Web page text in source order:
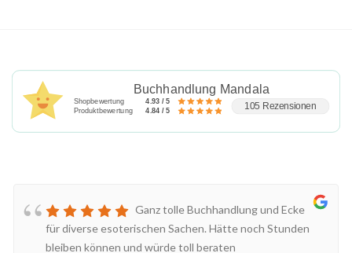
Buchhandlung Mandala
Shopbewertung
4.93 / 5
Produktbewertung
4.84 / 5 105 Rezensionen
Ganz tolle Buchhandlung und Ecke
für diverse esoterischen Sachen. Hätte noch Stunden
bleiben können und würde toll beraten